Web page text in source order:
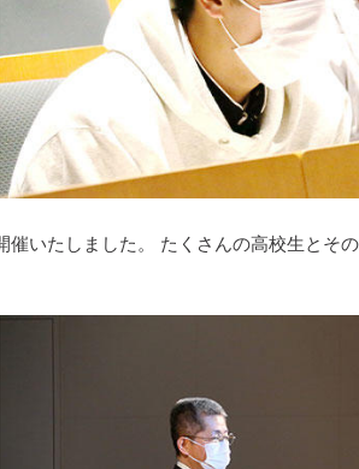
いたしました。 たくさんの高校生とそ